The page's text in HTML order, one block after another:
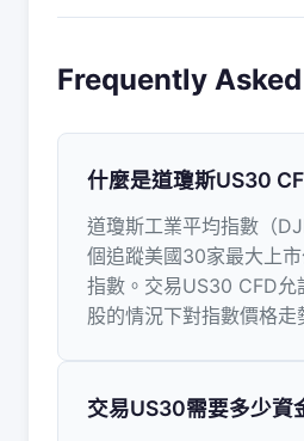
Frequently
什麼是道瓊斯US30
道瓊斯工業平均指數（
個追蹤美國30家最大上
指數。交易US30 CFD允
股的情況下對指數價格走
交易US30需要多少資